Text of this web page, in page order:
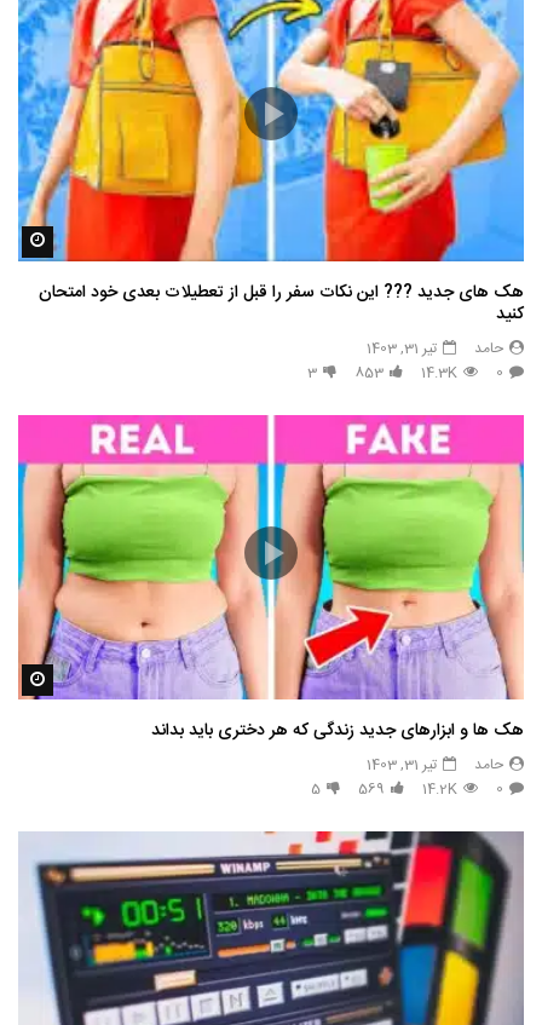
هک های جدید ??️? این نکات سفر را قبل از تعطیلات بعدی خود امتحان
کنید
حامد
تیر 31, 1403
0
14.3K
853
3
هک ها و ابزارهای جدید زندگی که هر دختری باید بداند
حامد
تیر 31, 1403
0
14.2K
569
5